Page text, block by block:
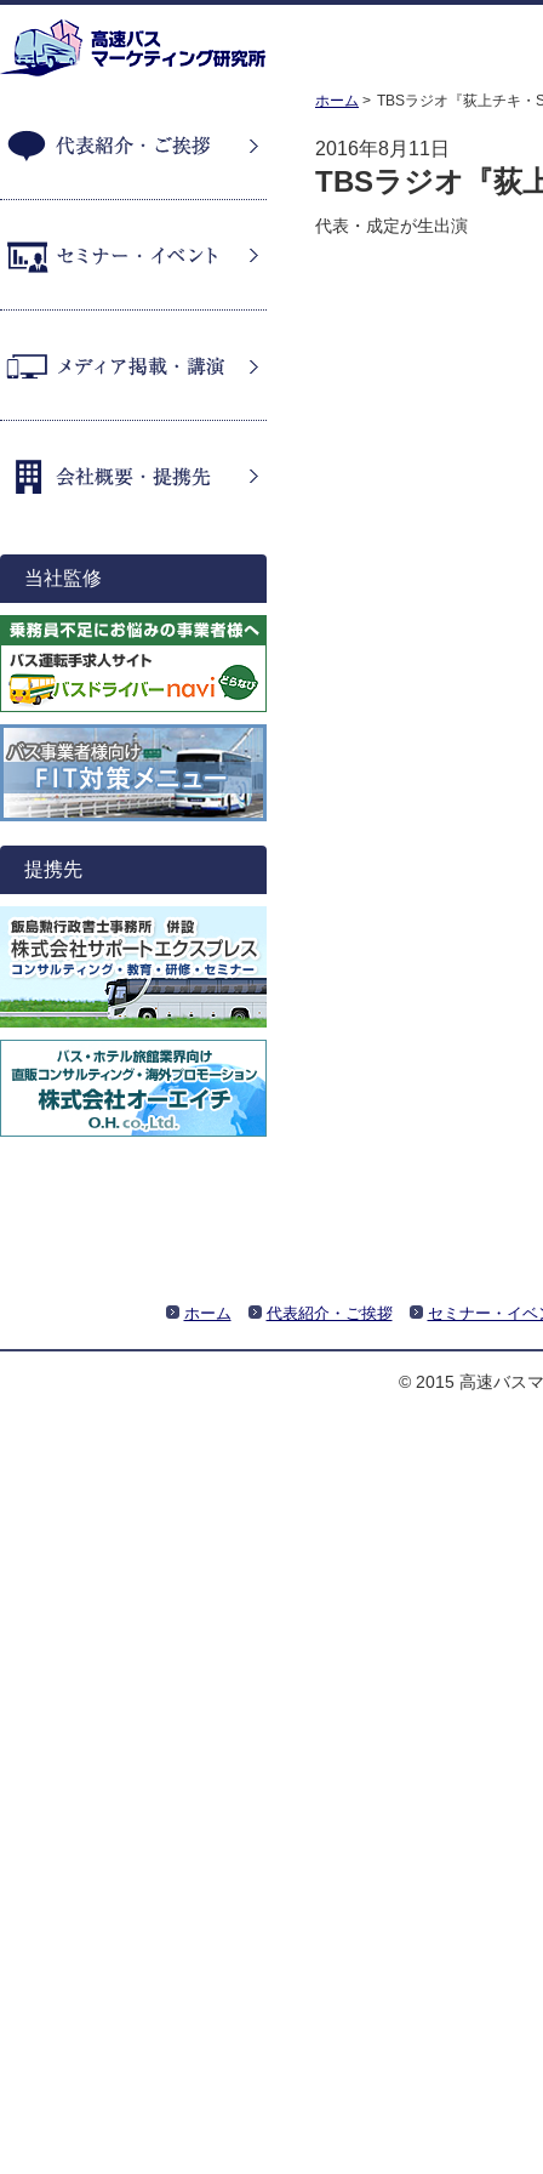
ホーム TBSラジオ『荻上チキ・
2016年8月11日
TBSラジオ『荻
代表・成定が生出演
当社監修
提携先
ホーム 代表紹介・ご挨拶 セミナー・イベ
© 2015 高速バス